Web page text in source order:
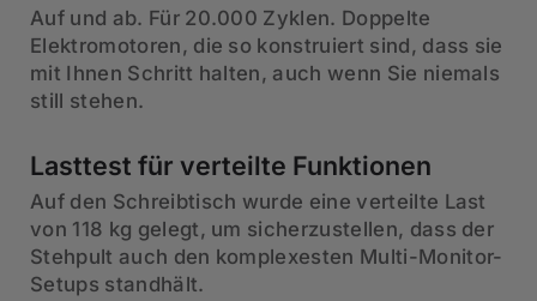
Auf und ab. Für 20.000 Zyklen. Doppelte
Elektromotoren, die so konstruiert sind, dass sie
mit Ihnen Schritt halten, auch wenn Sie niemals
still stehen.
Lasttest für verteilte Funktionen
Auf den Schreibtisch wurde eine verteilte Last
von 118 kg gelegt, um sicherzustellen, dass der
Stehpult auch den komplexesten Multi-Monitor-
Setups standhält.